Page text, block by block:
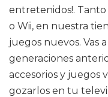
entretenidos!. Tanto
o Wii, en nuestra
juegos nuevos. Vas
generaciones
accesorios y juegos
gozarlos en tu